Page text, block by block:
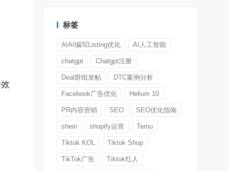
标签
AIAI编写Listing优化 AI人工智能
chatgpt Chatgpt注册
Deal群组发帖 DTC案例分析
Facebook广告优化 Helium 10
PR内容营销 SEO SEO优化指南
shein shopify运营 Temu
Tiktok KOL Tiktok Shop
TikTok广告 Tiktok红人